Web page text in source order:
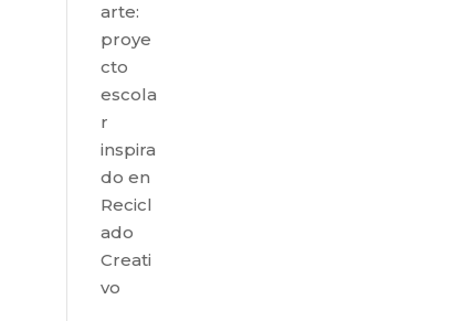
arte:
proye
cto
escola
r
inspira
do en
Recicl
ado
Creati
vo